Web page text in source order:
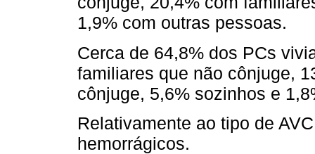
1,9% com outras pessoas.
Cerca de 64,8% dos PCs
familiares que não cônjuge,
cônjuge, 5,6% sozinhos e
Relativamente ao tipo de
hemorrágicos.